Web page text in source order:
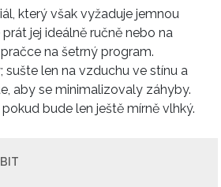
který však vyžaduje jemnou
jej ideálně ručně nebo na
na šetrný program.
sušte len na vzduchu ve stínu a
aby se minimalizovaly záhyby.
bude len ještě mírně vlhký.